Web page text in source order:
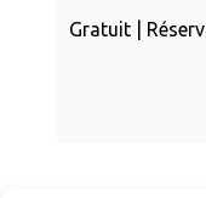
Gratuit |